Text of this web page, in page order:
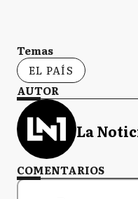
Temas
EL PAÍS
AUTOR
La
COMENTARIOS